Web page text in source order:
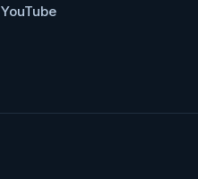
YouTube